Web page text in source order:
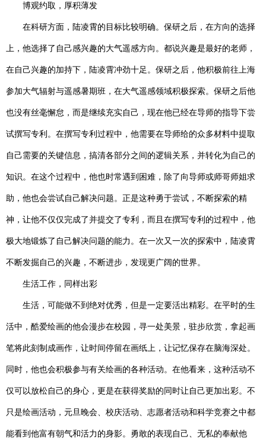
博观约取，厚积薄发
在科研方面，陆凌霄的目标比较明确。保研之后，在方向的选择
上，他选择了自己感兴趣的大气遥感方向。都说兴趣是最好的老师，
在自己兴趣的加持下，陆凌霄冲劲十足。保研之后，他积极前往上海
参加大气辐射与遥感暑期班，在大气遥感领域积极探索。保研之后他
也没有丝毫懈怠，而是继续充实自己，现在他已经在导师的指导下尝
试撰写专利。在撰写专利过程中，他需要在导师给的众多材料中提取
自己需要的关键信息，搞清各部分之间的逻辑关系，并转化为自己的
知识。在这个过程中，他也时常遇到困难，除了向导师或师哥师姐求
助，他也会尝试自己解决问题。正是这种勇于尝试，不断探索的精
神，让他不仅仅完成了并提交了专利，而且在撰写专利的过程中，他
极大地锻炼了自己解决问题的能力。在一次又一次的探索中，陆凌霄
不断发掘自己的兴趣，不断进步，发现更广阔的世界。
生活工作，同样出彩
生活，可能做不到绝对优秀，但是一定要活出精彩。在平时的生
活中，酷爱绘画的他会漫步在校园，寻一处美景，驻步欣赏，拿起画
笔将此刻制成画作，让时间停留在画纸上，让记忆保存在脑海深处。
同时，他也会积极参与有关绘画的各种活动。在他看来，这种活动不
仅可以放松自己的身心，更是在获得奖励的同时让自己更加出彩。不
只是绘画活动，元旦晚会、校庆活动、志愿者活动和科学竞赛之中都
能看到他富有朝气和活力的身影。勇敢的表现自己、无私的奉献他